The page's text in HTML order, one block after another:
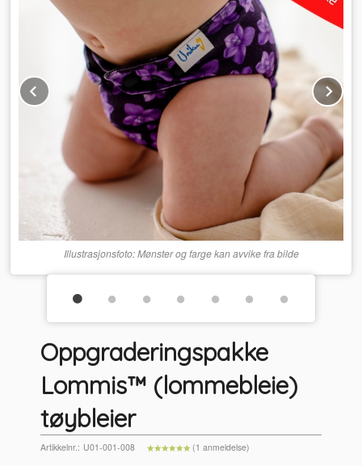
Illustrasjonsfoto: Mønster og farge kan avvike fra bilde
Prev
Oppgraderingspakke
Lommis™ (lommebleie)
tøybleier
Artikkelnr.: U01-001-008 (1 anmeldelse)